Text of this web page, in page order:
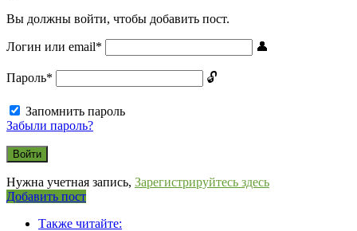
Вы должны войти, чтобы добавить пост.
Логин или email*
Пароль*
Запомнить пароль
Забыли пароль?
Нужна учетная запись, Зарегистрируйтесь здесь
Боковая
панель
Добавить пост
Также читайте: